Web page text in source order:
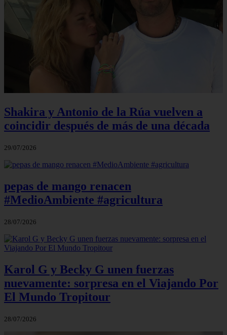
Shakira y Antonio de la Rúa vuelven a
coincidir después de más de una década
29/07/2026
pepas de mango renacen
#MedioAmbiente #agricultura
28/07/2026
Karol G y Becky G unen fuerzas
nuevamente: sorpresa en el Viajando Por
El Mundo Tropitour
28/07/2026